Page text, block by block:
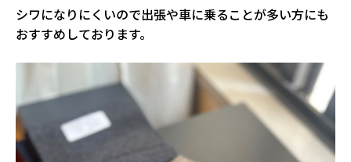
シワになりにくいので出張や車に乗ることが多い方にも
おすすめしております。